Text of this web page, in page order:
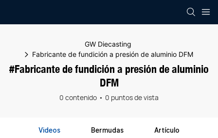
GW Diecasting
Fabricante de fundición a presión de aluminio DFM
#Fabricante de fundición a presión de aluminio
DFM
0 contenido 0 puntos de vista
Videos Bermudas Artículo